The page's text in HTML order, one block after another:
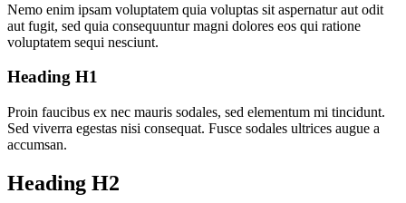
Nemo enim ipsam voluptatem quia voluptas sit aspernatur aut odit
aut fugit, sed quia consequuntur magni dolores eos qui ratione
voluptatem sequi nesciunt.
Heading H1
Proin faucibus ex nec mauris sodales, sed elementum mi tincidunt.
Sed viverra egestas nisi consequat. Fusce sodales ultrices augue a
accumsan.
Heading H2